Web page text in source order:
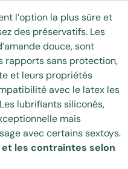
l’option la plus sûre et
des préservatifs. Les
douce, sont
rapports sans protection,
et leurs propriétés
avec le latex les
lubrifiants siliconés,
mais
avec certains sextoys.
les contraintes selon